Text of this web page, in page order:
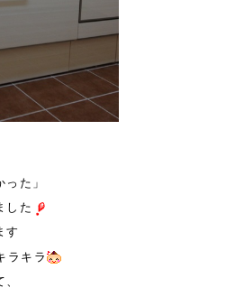
た」
した
す